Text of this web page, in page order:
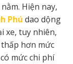
Hiện nay,
Phú dao dộng
xe, tuy nhiên,
hơn mức
mức chi phí